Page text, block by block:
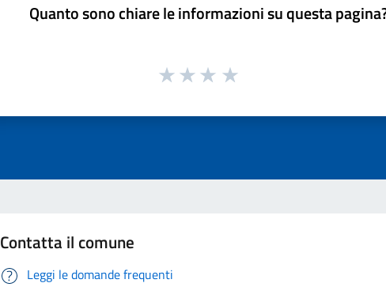
Quanto sono chiare le informazioni su questa
Contatta il comune
Leggi le domande frequenti